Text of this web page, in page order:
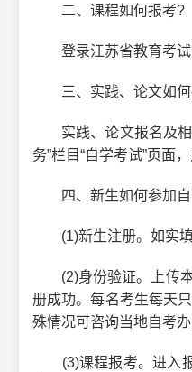
二、课程如何报考?
登录江苏省教育考试院
三、实践、论文如何
实践、论文报名及相
务”栏目“自学考试”页面
四、新生如何参加自
(1)新生注册。如实填
(2)身份验证。上传本
册成功。每名考生每天
殊情况可咨询当地自考
(3)课程报考。进入报